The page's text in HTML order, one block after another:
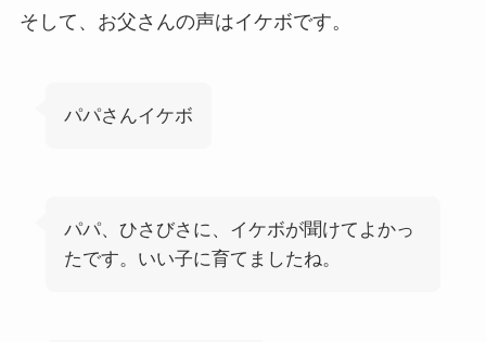
そして、お父さんの声はイケボです。
パパさんイケボ
パパ、ひさびさに、イケボが聞けてよかっ
たです。いい子に育てましたね。